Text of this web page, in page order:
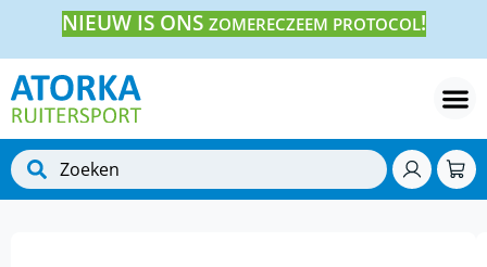
NIEUW IS ONS ZOMERECZEEM PROTOCOL!